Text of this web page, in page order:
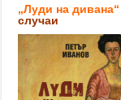
„Луди на дивана“
случаи